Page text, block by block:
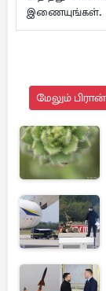
இணையுங்கள்.
மேலும்